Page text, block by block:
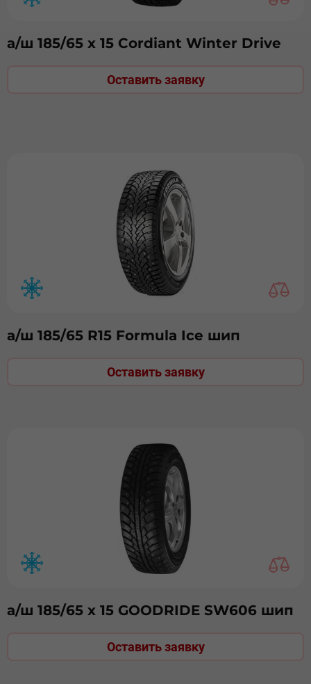
а/ш 185/65 х 15 Cordiant Winter Drive
Оставить заявку
а/ш 185/65 R15 Formula Ice шип
Оставить заявку
а/ш 185/65 х 15 GOODRIDE SW606 шип
Оставить заявку